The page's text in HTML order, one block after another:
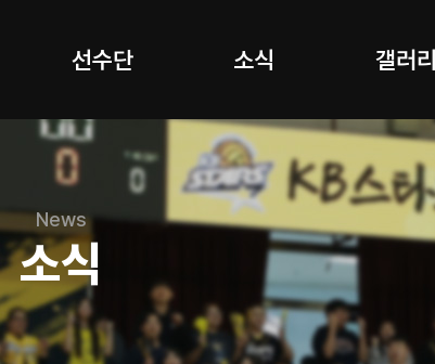
선수단 소식 갤러리